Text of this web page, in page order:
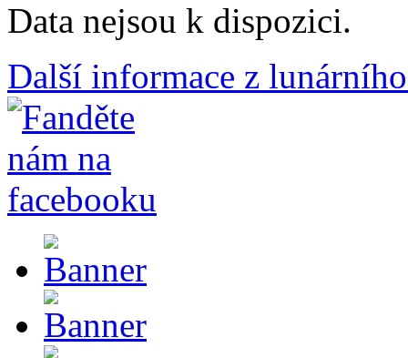
Data nejsou k dispozici.
Další informace z